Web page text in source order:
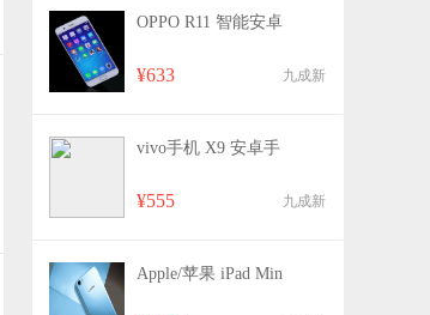
OPPO R11 智能安卓
¥633 九成新
vivo手机 X9 安卓手
¥555 九成新
Apple/苹果 iPad Min